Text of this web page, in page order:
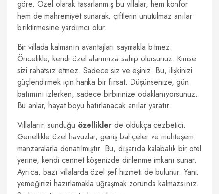
göre. Özel olarak tasarlanmış bu villalar, hem konfor
hem de mahremiyet sunarak, çiftlerin unutulmaz anılar
biriktirmesine yardımcı olur.
Bir villada kalmanın avantajları saymakla bitmez.
Öncelikle, kendi özel alanınıza sahip olursunuz. Kimse
sizi rahatsız etmez. Sadece siz ve eşiniz. Bu, ilişkinizi
güçlendirmek için harika bir fırsat. Düşünsenize, gün
batımını izlerken, sadece birbirinize odaklanıyorsunuz.
Bu anlar, hayat boyu hatırlanacak anılar yaratır.
Villaların sunduğu özellikler de oldukça cezbetici.
Genellikle özel havuzlar, geniş bahçeler ve muhteşem
manzaralarla donatılmıştır. Bu, dışarıda kalabalık bir otel
yerine, kendi cennet köşenizde dinlenme imkanı sunar.
Ayrıca, bazı villalarda özel şef hizmeti de bulunur. Yani,
yemeğinizi hazırlamakla uğraşmak zorunda kalmazsınız.